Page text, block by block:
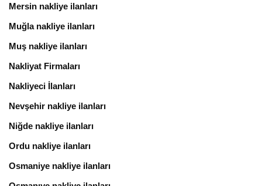
Mersin nakliye ilanları
Muğla nakliye ilanları
Muş nakliye ilanları
Nakliyat Firmaları
Nakliyeci İlanları
Nevşehir nakliye ilanları
Niğde nakliye ilanları
Ordu nakliye ilanları
Osmaniye nakliye ilanları